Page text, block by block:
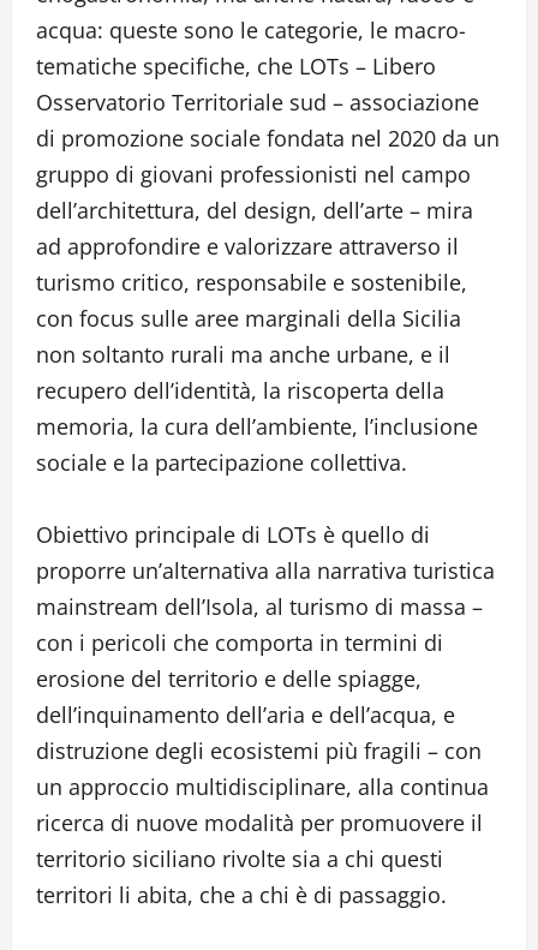
acqua: queste sono le categorie, le macro-
tematiche specifiche, che LOTs – Libero
Osservatorio Territoriale sud – associazione
di promozione sociale fondata nel 2020 da un
gruppo di giovani professionisti nel campo
dell’architettura, del design, dell’arte – mira
ad approfondire e valorizzare attraverso il
turismo critico, responsabile e sostenibile,
con focus sulle aree marginali della Sicilia
non soltanto rurali ma anche urbane, e il
recupero dell’identità, la riscoperta della
memoria, la cura dell’ambiente, l’inclusione
sociale e la partecipazione collettiva.
Obiettivo principale di LOTs è quello di
proporre un’alternativa alla narrativa turistica
mainstream dell’Isola, al turismo di massa –
con i pericoli che comporta in termini di
erosione del territorio e delle spiagge,
dell’inquinamento dell’aria e dell’acqua, e
distruzione degli ecosistemi più fragili – con
un approccio multidisciplinare, alla continua
ricerca di nuove modalità per promuovere il
territorio siciliano rivolte sia a chi questi
territori li abita, che a chi è di passaggio.